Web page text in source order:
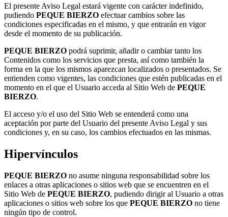
El presente Aviso Legal estará vigente con carácter indefinido,
pudiendo PEQUE BIERZO efectuar cambios sobre las
condiciones especificadas en el mismo, y que entrarán en vigor
desde el momento de su publicación.
PEQUE BIERZO podrá suprimir, añadir o cambiar tanto los
Contenidos como los servicios que presta, así como también la
forma en la que los mismos aparezcan localizados o presentados. Se
entienden como vigentes, las condiciones que estén publicadas en el
momento en el que el Usuario acceda al Sitio Web de PEQUE
BIERZO.
El acceso y/o el uso del Sitio Web se entenderá como una
aceptación por parte del Usuario del presente Aviso Legal y sus
condiciones y, en su caso, los cambios efectuados en las mismas.
Hipervínculos
PEQUE BIERZO no asume ninguna responsabilidad sobre los
enlaces a otras aplicaciones o sitios web que se encuentren en el
Sitio Web de PEQUE BIERZO, pudiendo dirigir al Usuario a otras
aplicaciones o sitios web sobre los que PEQUE BIERZO no tiene
ningún tipo de control.